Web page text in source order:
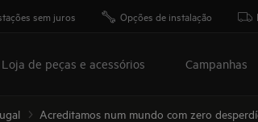
sem juros Opções de instalação
Loja de peças e acessórios Campanhas
Acreditamos num mundo com zero